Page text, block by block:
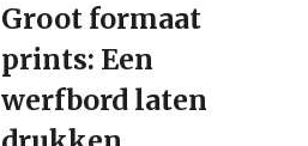
Groot formaat
prints: Een
werfbord laten